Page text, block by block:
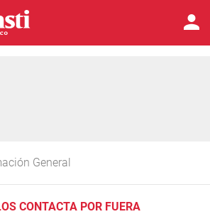
General
CONTACTA POR FUERA